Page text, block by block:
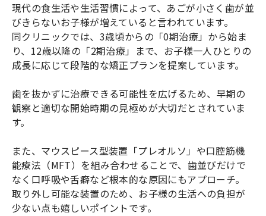
現代の食生活や生活習慣によって、あごが小さく歯が並
びきらないお子様が増えていると言われています。
同クリニックでは、3歳頃からの「0期治療」から始ま
り、12歳以降の「2期治療」まで、お子様一人ひとりの
成長に応じて段階的な矯正プランを提案しています。
歯を抜かずに治療できる可能性を広げるため、早期の
観察と適切な開始時期の見極めが大切だとされていま
す。
また、マウスピース型装置「プレオルソ」や口腔筋機
能療法（MFT）を組み合わせることで、歯並びだけで
なく口呼吸や舌癖など根本的な原因にもアプローチ。
取り外し可能な装置のため、お子様の生活への負担が
少ない点も嬉しいポイントです。